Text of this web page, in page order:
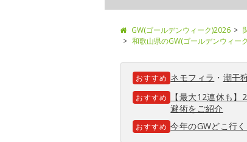
GW(ゴールデンウィーク)2026
和歌山県のGW(ゴールデンウィー
おすすめ ネモフィラ ・ 潮干
おすすめ
【最大12連休も
避術をご紹介
おすすめ 今年のGWどこ行